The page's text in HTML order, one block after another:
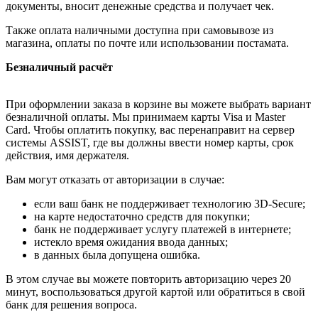
документы, вносит денежные средства и получает чек.
Также оплата наличными доступна при самовывозе из
магазина, оплаты по почте или использовании постамата.
Безналичный расчёт
При оформлении заказа в корзине вы можете выбрать вариант
безналичной оплаты. Мы принимаем карты Visa и Master
Card. Чтобы оплатить покупку, вас перенаправит на сервер
системы ASSIST, где вы должны ввести номер карты, срок
действия, имя держателя.
Вам могут отказать от авторизации в случае:
если ваш банк не поддерживает технологию 3D-Secure;
на карте недостаточно средств для покупки;
банк не поддерживает услугу платежей в интернете;
истекло время ожидания ввода данных;
в данных была допущена ошибка.
В этом случае вы можете повторить авторизацию через 20
минут, воспользоваться другой картой или обратиться в свой
банк для решения вопроса.